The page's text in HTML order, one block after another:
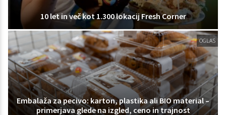
10 let in več kot 1.300 lokacij Fresh Corner
OGLAS
Embalaža za pecivo: karton, plastika ali BIO material –
primerjava glede na izgled, ceno in trajnost